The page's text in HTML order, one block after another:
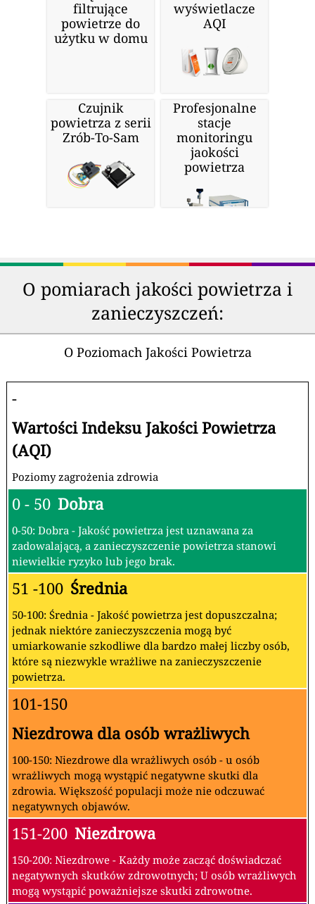
filtrujące
powietrze do
użytku w domu
wyświetlacze
AQI
Czujnik
powietrza z serii
Zrób-To-Sam
Profesjonalne
stacje
monitoringu
jaokości
powietrza
O pomiarach jakości powietrza i
zanieczyszczeń:
O Poziomach Jakości Powietrza
-
Wartości Indeksu Jakości Powietrza
(AQI)
Poziomy zagrożenia zdrowia
0 - 50 Dobra
0-50: Dobra - Jakość powietrza jest uznawana za
zadowalającą, a zanieczyszczenie powietrza stanowi
niewielkie ryzyko lub jego brak.
51 -100 Średnia
50-100: Średnia - Jakość powietrza jest dopuszczalna;
jednak niektóre zanieczyszczenia mogą być
umiarkowanie szkodliwe dla bardzo małej liczby osób,
które są niezwykle wrażliwe na zanieczyszczenie
powietrza.
101-150
Niezdrowa dla osób wrażliwych
100-150: Niezdrowe dla wrażliwych osób - u osób
wrażliwych mogą wystąpić negatywne skutki dla
zdrowia. Większość populacji może nie odczuwać
negatywnych objawów.
151-200 Niezdrowa
150-200: Niezdrowe - Każdy może zacząć doświadczać
negatywnych skutków zdrowotnych; U osób wrażliwych
mogą wystąpić poważniejsze skutki zdrowotne.